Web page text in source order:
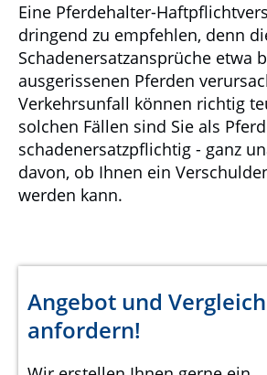
Eine Pferdehalter-
dringend zu empfehlen, denn
Schadenersatzansprüche etwa
ausgerissenen Pferden
Verkehrsunfall können richtig
solchen Fällen sind Sie als
schadenersatzpflichtig - ganz
davon, ob Ihnen ein
werden kann.
Angebot und Vergleich
anfordern!